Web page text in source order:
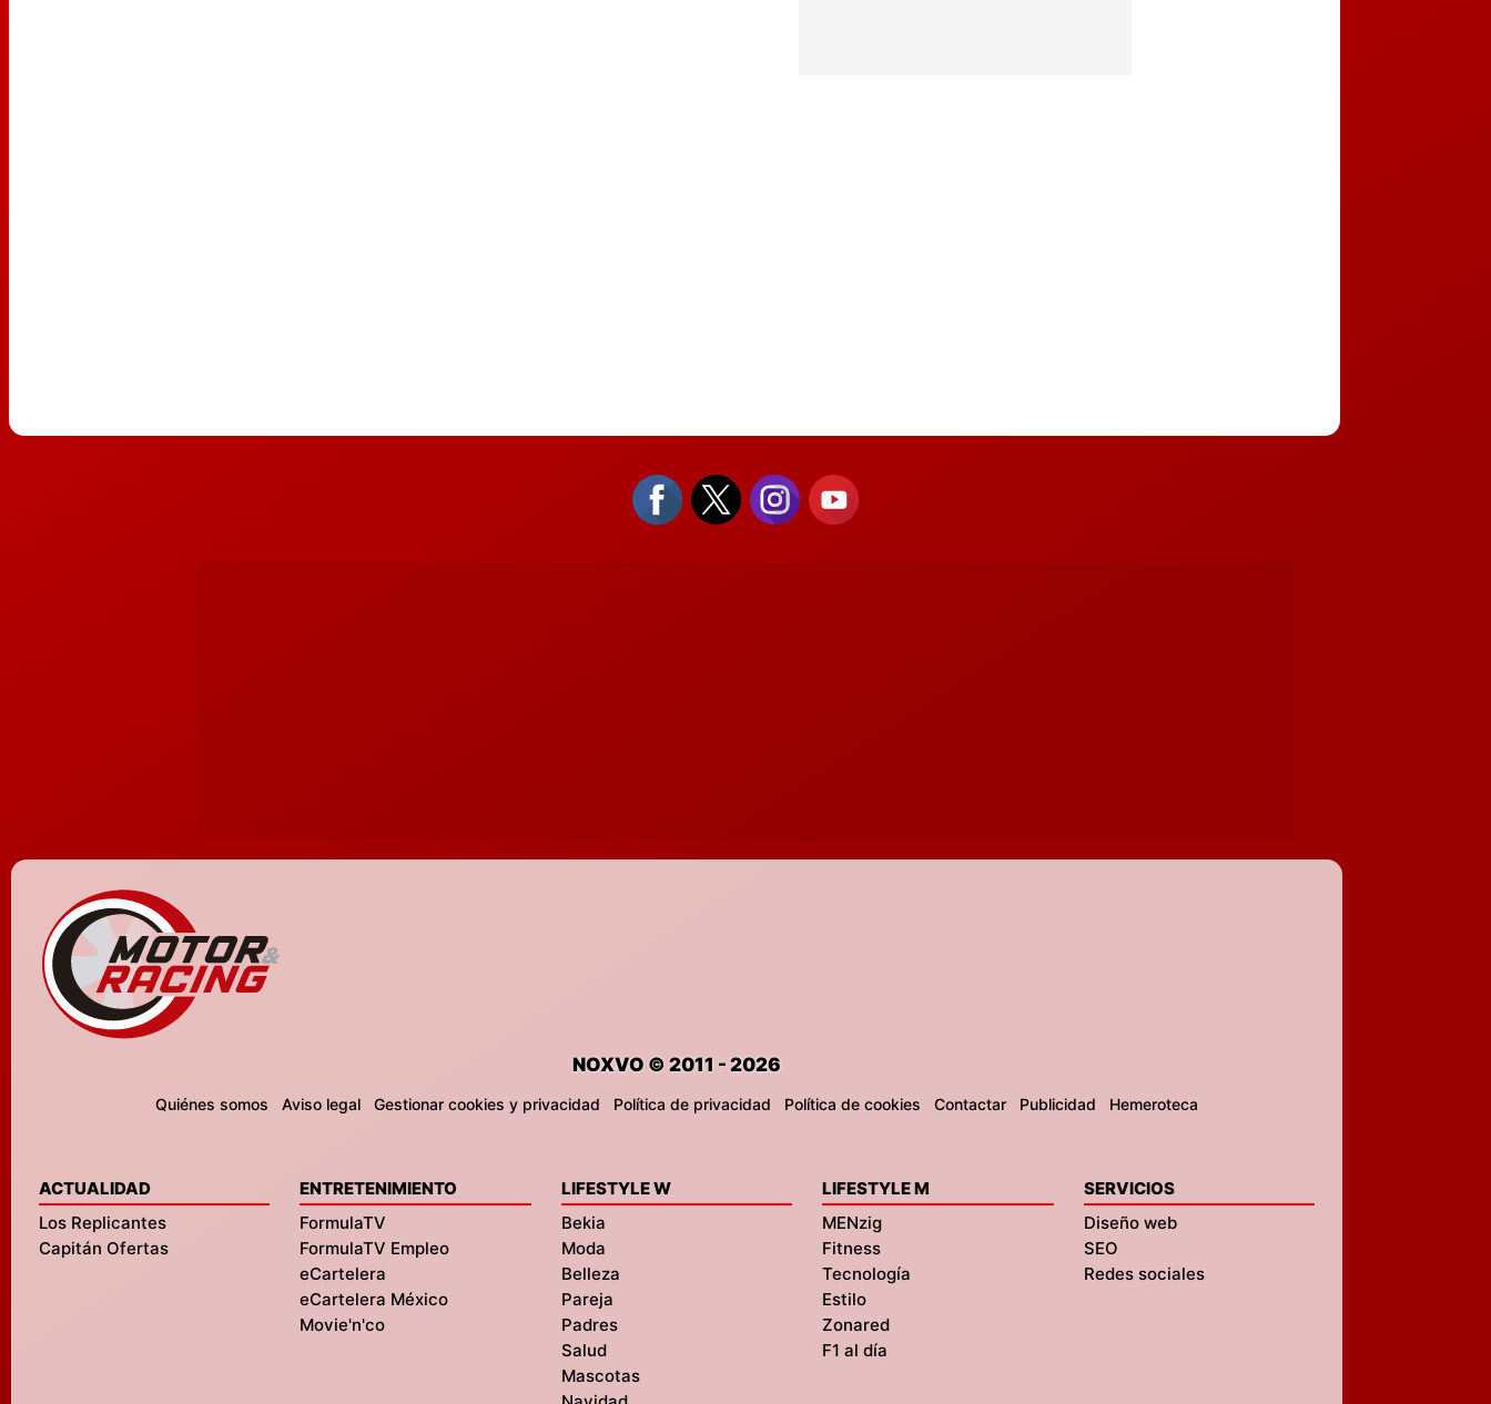
NOXVO © 2011 - 2026
Quiénes somos Aviso legal Gestionar cookies y privacidad Política de privacidad Política de cookies Contactar Publicidad Hemeroteca
ACTUALIDAD
Los Replicantes
Capitán Ofertas
ENTRETENIMIENTO
FormulaTV
FormulaTV Empleo
eCartelera
eCartelera México
Movie'n'co
LIFESTYLE W
Bekia
Moda
Belleza
Pareja
Padres
Salud
Mascotas
LIFESTYLE M
MENzig
Fitness
Tecnología
Estilo
Zonared
F1 al día
SERVICIOS
Diseño web
SEO
Redes sociales